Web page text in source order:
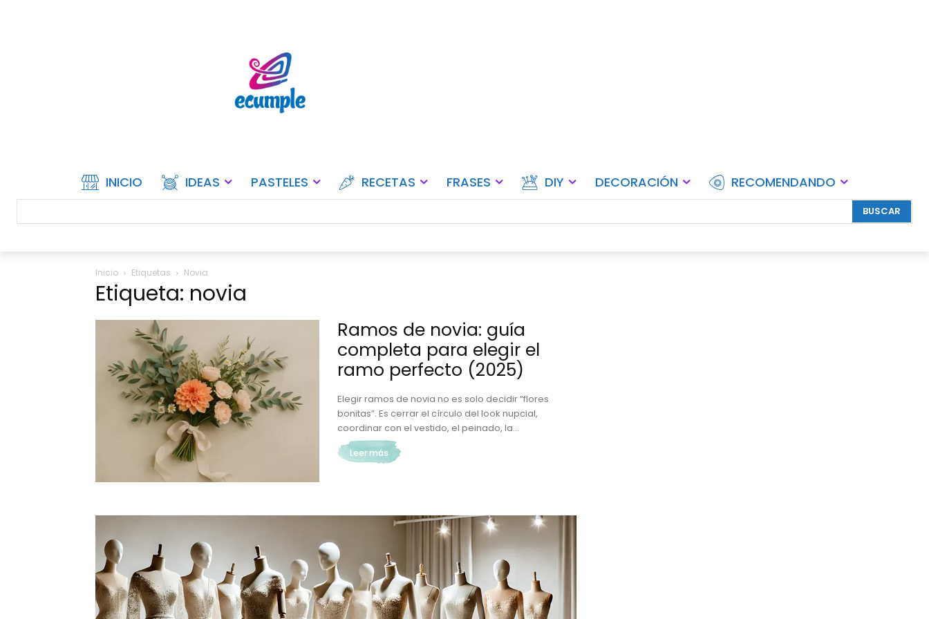
INICIO IDEAS PASTELES RECETAS FRASES DIY DECORACIÓN RECOMENDANDO
BUSCAR
Inicio Etiquetas Novia
Etiqueta: novia
Ramos de novia: guía
completa para elegir el
ramo perfecto (2025)
Elegir ramos de novia no es solo decidir “flores
bonitas”. Es cerrar el círculo del look nupcial,
coordinar con el vestido, el peinado, la...
Leer más
Vestidos de novia ¡Ideas
para un toque único!
Vestidos de Novia: Las Tendencias más Buscadas y
Deseadas Elegir el vestido de novia ideal es uno de
los momentos más emocionantes para cualquier